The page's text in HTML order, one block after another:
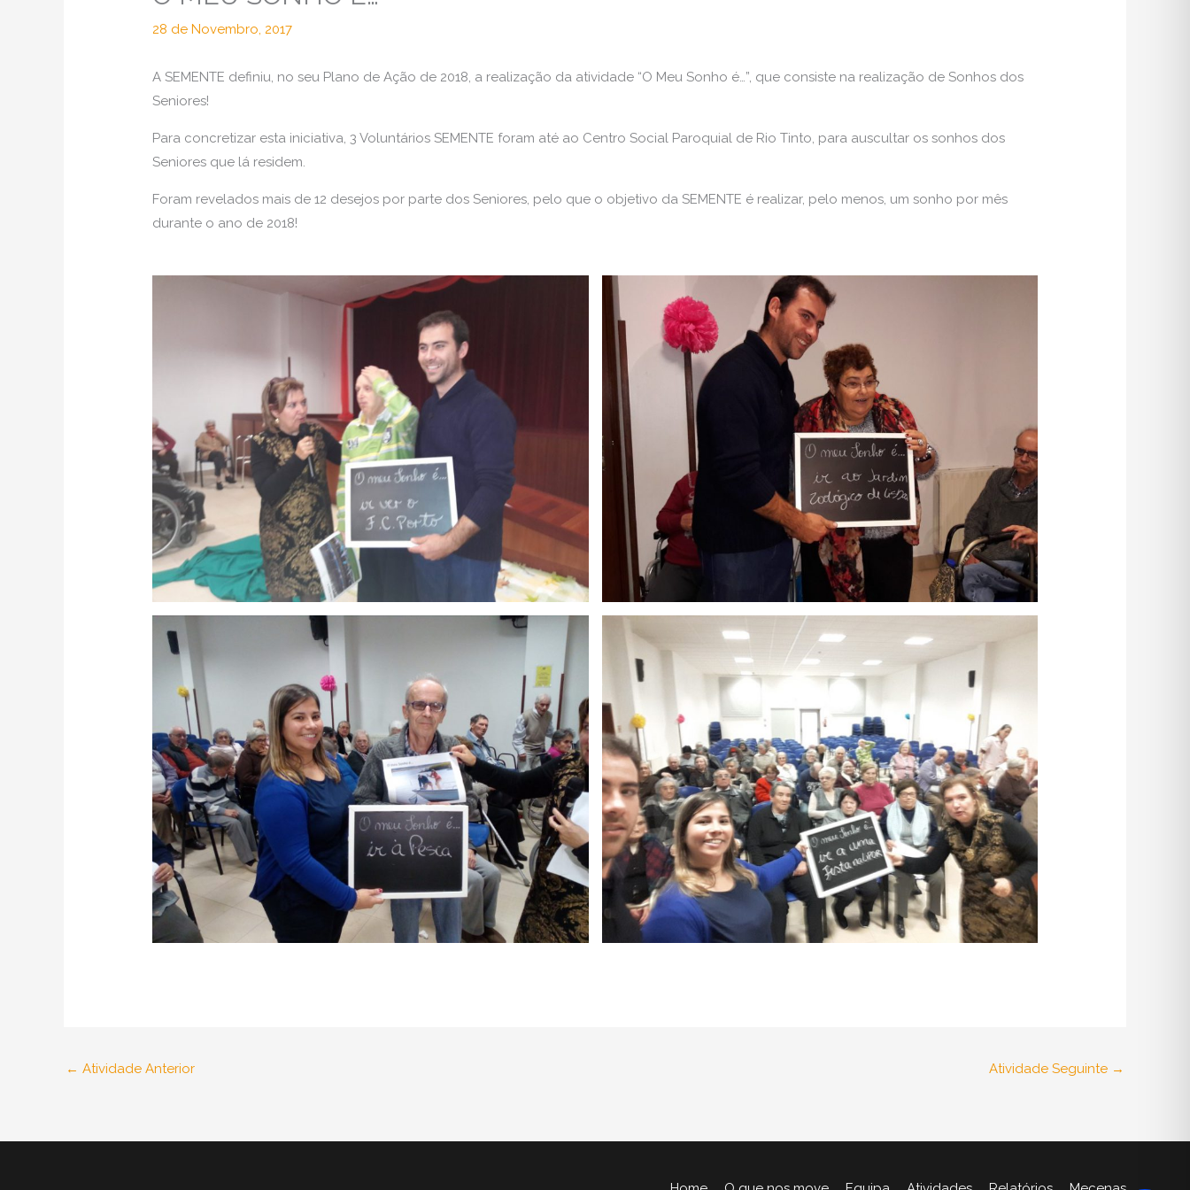
28 de Novembro, 2017
A SEMENTE definiu, no seu Plano de Ação de 2018, a realização da atividade “O Meu Sonho é…”, que consiste na realização de Sonhos dos
Seniores!
Para concretizar esta iniciativa, 3 Voluntários SEMENTE foram até ao Centro Social Paroquial de Rio Tinto, para auscultar os sonhos dos
Seniores que lá residem.
Foram revelados mais de 12 desejos por parte dos Seniores, pelo que o objetivo da SEMENTE é realizar, pelo menos, um sonho por mês
durante o ano de 2018!
← Atividade Anterior Atividade Seguinte →